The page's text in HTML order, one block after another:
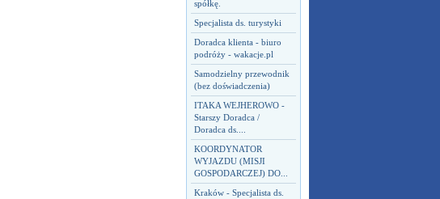
spółkę.
Specjalista ds. turystyki
Doradca klienta - biuro
podróży - wakacje.pl
Samodzielny przewodnik
(bez doświadczenia)
ITAKA WEJHEROWO -
Starszy Doradca /
Doradca ds....
KOORDYNATOR
WYJAZDU (MISJI
GOSPODARCZEJ) DO...
Kraków - Specjalista ds.